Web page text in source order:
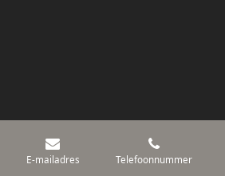
E-mailadres Telefoonnummer